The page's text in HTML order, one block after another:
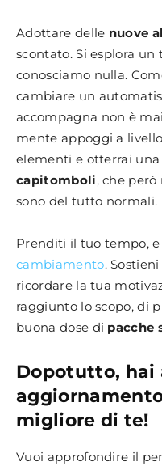
Adottare delle nuove
scontato. Si esplora
conosciamo nulla.
cambiare un
accompagna non è
mente appoggi a
elementi e otterrai una
capitomboli, che
sono del tutto normali.
Prenditi il tuo tempo,
cambiamento.
ricordare la tua
raggiunto lo scopo, di
buona dose di pacche
Dopotutto, hai
migliore di te!
Vuoi approfondire il